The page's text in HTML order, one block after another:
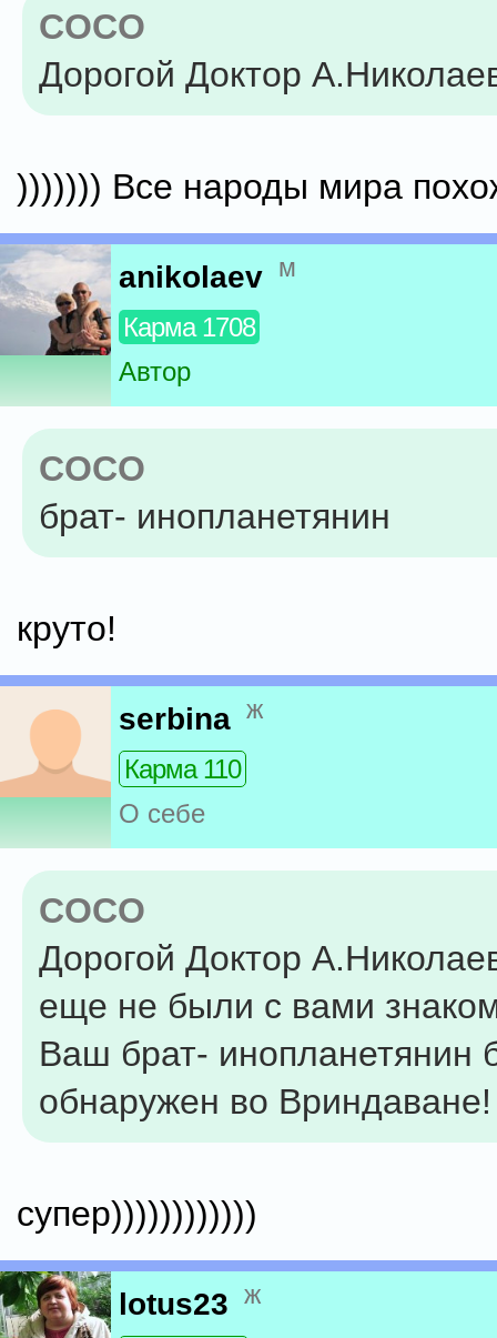
COCO
Дорогой Доктор
))))))) Все народы мира
anikolaev м
Карма 1708
Автор
COCO
брат- инопланетянин
круто!
serbina ж
Карма 110
О себе
COCO
Дорогой Доктор
еще не были с вами
Ваш брат- инопланетянин
обнаружен во Вриндаване!
супер))))))))))))
lotus23 ж